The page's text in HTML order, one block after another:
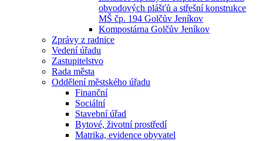
obvodových plášťů a střešní konstrukce
MŠ čp. 194 Golčův Jeníkov
Kompostárna Golčův Jeníkov
Zprávy z radnice
Vedení úřadu
Zastupitelstvo
Rada města
Oddělení městského úřadu
Finanční
Sociální
Stavební úřad
Bytové, životní prostředí
Matrika, evidence obyvatel